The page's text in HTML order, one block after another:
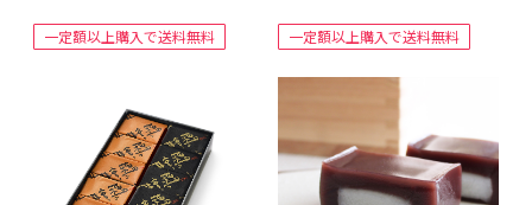
一定額以上購入で送料無料 一定額以上購入で送料無料